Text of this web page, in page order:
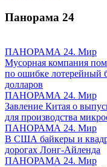
Панорама 24
ПАНОРАМА 24. Мир
Мусорная компания
по ошибке лотерейный
долларов
ПАНОРАМА 24. Мир
Завление Китая о
для производства
ПАНОРАМА 24. Мир
В США байкеры и
дорогах Лонг-Айленда
ПАНОРАМА 24. Мир